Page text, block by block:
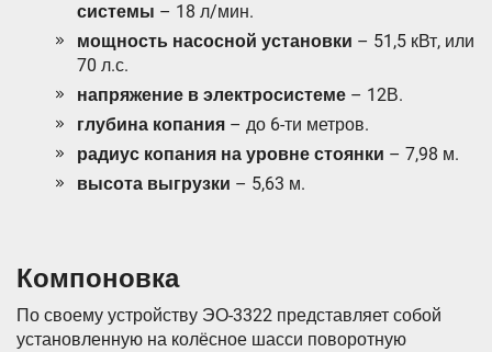
системы – 18 л/мин.
мощность насосной установки – 51,5 кВт, или
70 л.с.
напряжение в электросистеме – 12В.
глубина копания – до 6-ти метров.
радиус копания на уровне стоянки – 7,98 м.
высота выгрузки – 5,63 м.
Компоновка
По своему устройству ЭО-3322 представляет собой
установленную на колёсное шасси поворотную